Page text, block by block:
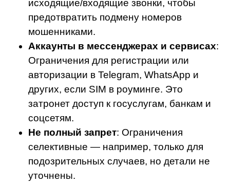
исходящие/входящие звонки, чтобы
предотвратить подмену номеров
мошенниками.
Аккаунты в мессенджерах и сервисах:
Ограничения для регистрации или
авторизации в Telegram, WhatsApp и
других, если SIM в роуминге. Это
затронет доступ к госуслугам, банкам и
соцсетям.
Не полный запрет: Ограничения
селективные — например, только для
подозрительных случаев, но детали не
уточнены.